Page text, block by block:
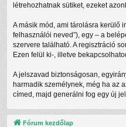
létrehozhatnak sütiket, ezeket
A másik mód, ami tárolásra kerülő
felhasználói neved”), egy – a
szervere található. A regisztráció
Ezen felül ki-, illetve
A jelszavad biztonságosan,
harmadik személynek, még ha az
címed, majd generálni fog egy új
Fórum kezdőlap